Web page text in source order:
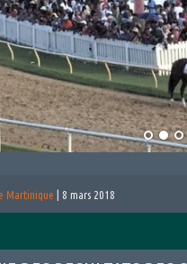
Martinique 8 mars 2018